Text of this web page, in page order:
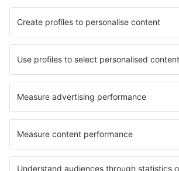
SAS
Ryanair
Lufthansa
Norwegian
WizzAir
Om eSky
Köpvillkor
Mina bokningar
Integritetspolicy
Support och kontakt